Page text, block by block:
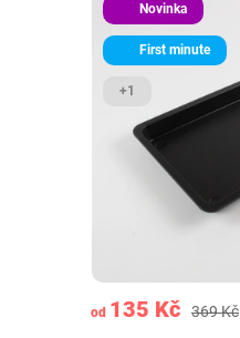
Novinka
First minute
+1
od 135 Kč 369 Kč